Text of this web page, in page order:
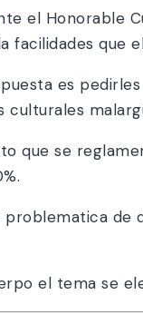
el Honorable
facilidades que
es
que se
de
el tema se